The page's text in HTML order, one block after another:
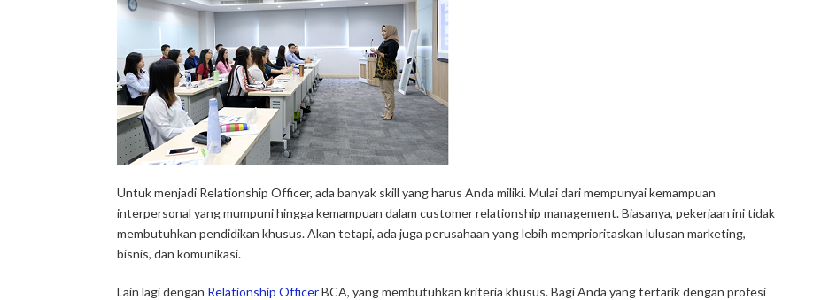
Untuk menjadi Relationship Officer, ada banyak skill yang harus Anda miliki. Mulai dari mempunyai kemampuan
interpersonal yang mumpuni hingga kemampuan dalam customer relationship management. Biasanya, pekerjaan ini tidak
membutuhkan pendidikan khusus. Akan tetapi, ada juga perusahaan yang lebih memprioritaskan lulusan marketing,
bisnis, dan komunikasi.
Lain lagi dengan Relationship OfficerBCA, yang membutuhkan kriteria khusus. Bagi Anda yang tertarik dengan profesi